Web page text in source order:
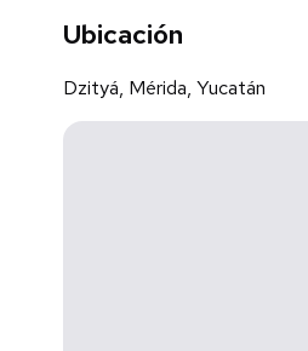
Ubicación
Dzityá, Mérida, Yucatán